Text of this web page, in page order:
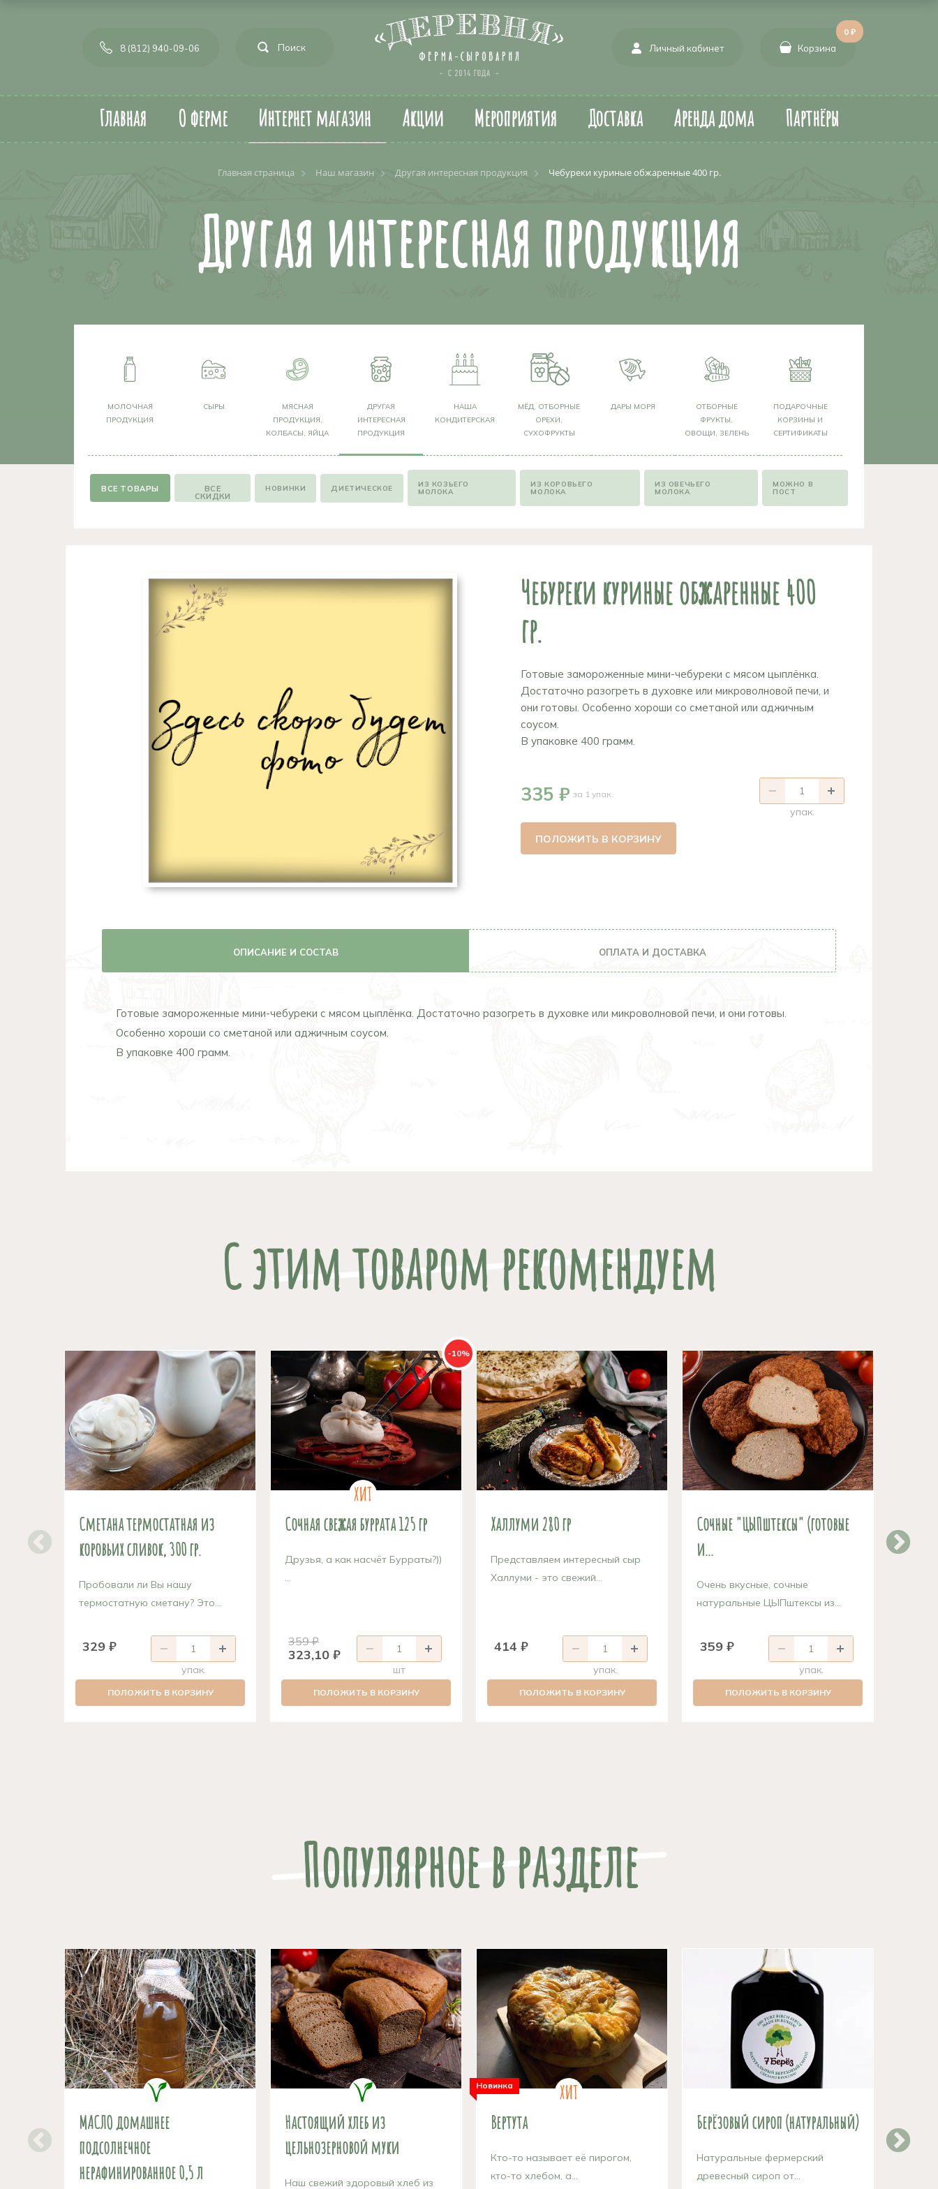
8 (812) 940-09-06 Личный кабинет
0 ₽
Корзина
Главная О ферме Интернет магазин Акции Мероприятия Доставка Аренда дома Партнёры
Главная страница Наш магазин Другая интересная продукция Чебуреки куриные обжаренные 400 гр.
Другая интересная продукция
МОЛОЧНАЯ
ПРОДУКЦИЯ
СЫРЫ
МЯСНАЯ
ПРОДУКЦИЯ,
КОЛБАСЫ, ЯЙЦА
ДРУГАЯ
ИНТЕРЕСНАЯ
ПРОДУКЦИЯ
НАША
КОНДИТЕРСКАЯ
МЁД, ОТБОРНЫЕ
ОРЕХИ,
СУХОФРУКТЫ
ДАРЫ МОРЯ
ОТБОРНЫЕ
ФРУКТЫ,
ОВОЩИ, ЗЕЛЕНЬ
ПОДАРОЧНЫЕ
КОРЗИНЫ И
СЕРТИФИКАТЫ
ВСЕ
СКИДКИ
НОВИНКИ ДИЕТИЧЕСКОЕ
ИЗ КОЗЬЕГО
МОЛОКА
ИЗ КОРОВЬЕГО
МОЛОКА
ИЗ ОВЕЧЬЕГО
МОЛОКА
МОЖНО В
ПОСТ
Чебуреки куриные обжаренные 400
гр.
Готовые замороженные мини-чебуреки с мясом цыплёнка.
Достаточно разогреть в духовке или микроволновой печи, и
они готовы. Особенно хороши со сметаной или аджичным
соусом.
В упаковке 400 грамм.
335 ₽ за 1 упак.
упак.
ПОЛОЖИТЬ В КОРЗИНУ
ОПИСАНИЕ И СОСТАВ ОПЛАТА И ДОСТАВКА
Готовые замороженные мини-чебуреки с мясом цыплёнка. Достаточно разогреть в духовке или микроволновой печи, и они готовы.
Особенно хороши со сметаной или аджичным соусом.
В упаковке 400 грамм.
С этим товаром рекомендуем
Сметана термостатная из
коровьих сливок, 300 гр.
Пробовали ли Вы нашу
термостатную сметану? Это...
329 ₽
упак.
ПОЛОЖИТЬ В КОРЗИНУ
-10%
Сочная свежая буррата 125 гр
Друзья, а как насчёт Бурраты?))
...
359 ₽
323,10 ₽
шт
ПОЛОЖИТЬ В КОРЗИНУ
Халлуми 280 гр
Представляем интересный сыр
Халлуми - это свежий...
414 ₽
упак.
ПОЛОЖИТЬ В КОРЗИНУ
Сочные "ЦЫПштексы" (готовые
и...
Очень вкусные, сочные
натуральные ЦЫПштексы из...
359 ₽
упак.
ПОЛОЖИТЬ В КОРЗИНУ
Популярное в разделе
МАСЛО домашнее
подсолнечное
нерафинированное 0,5 л
Настоящий хлеб из
цельнозерновой муки
Наш свежий здоровый хлеб из
Новинка
Вертута
Кто-то называет её пирогом,
кто-то хлебом, а...
Берёзовый сироп (натуральный)
Натуральные фермерский
древесный сироп от...